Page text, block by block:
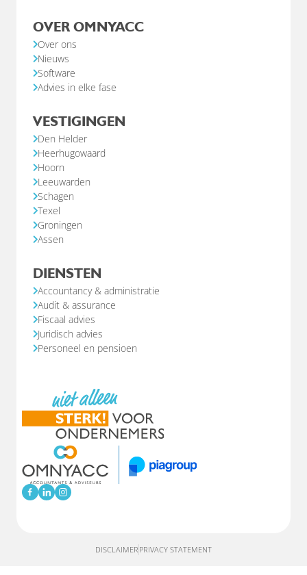
OVER OMNYACC
Over ons
Nieuws
Software
Advies in elke fase
VESTIGINGEN
Den Helder
Heerhugowaard
Hoorn
Leeuwarden
Schagen
Texel
Groningen
Assen
DIENSTEN
Accountancy & administratie
Audit & assurance
Fiscaal advies
Juridisch advies
Personeel en pensioen
DISCLAIMER PRIVACY STATEMENT